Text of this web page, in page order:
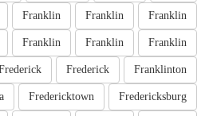
Franklin
Franklin
Franklin
Franklin
Franklin
Franklin
Franklinton
Frederick
Fredericksburg
Fredericktown